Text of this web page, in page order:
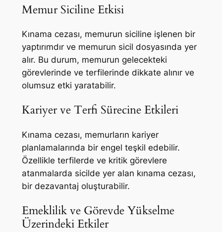
Memur Siciline Etkisi
Kınama cezası, memurun siciline işlenen bir
yaptırımdır ve memurun sicil dosyasında yer
alır. Bu durum, memurun gelecekteki
görevlerinde ve terfilerinde dikkate alınır ve
olumsuz etki yaratabilir.
Kariyer ve Terfi Sürecine Etkileri
Kınama cezası, memurların kariyer
planlamalarında bir engel teşkil edebilir.
Özellikle terfilerde ve kritik görevlere
atanmalarda sicilde yer alan kınama cezası,
bir dezavantaj oluşturabilir.
Emeklilik ve Görevde Yükselme
Üzerindeki Etkiler